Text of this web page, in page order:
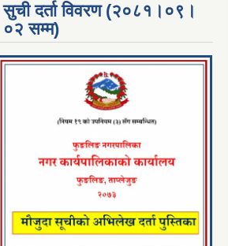
सुची दर्ता विवरण (२०८१।०९।
०२ सम्म)